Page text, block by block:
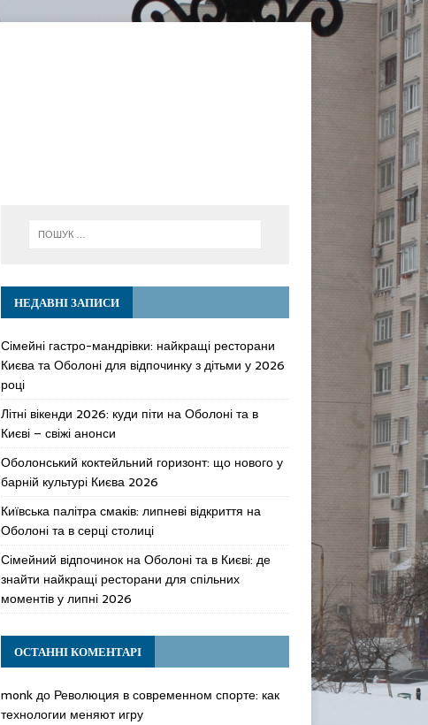
НЕДАВНІ ЗАПИСИ
Сімейні гастро-мандрівки: найкращі ресторани
Києва та Оболоні для відпочинку з дітьми у 2026
році
Літні вікенди 2026: куди піти на Оболоні та в
Києві – свіжі анонси
Оболонський коктейльний горизонт: що нового у
барній культурі Києва 2026
Київська палітра смаків: липневі відкриття на
Оболоні та в серці столиці
Сімейний відпочинок на Оболоні та в Києві: де
знайти найкращі ресторани для спільних
моментів у липні 2026
ОСТАННІ КОМЕНТАРІ
monkдо Революция в современном спорте: как
технологии меняют игру